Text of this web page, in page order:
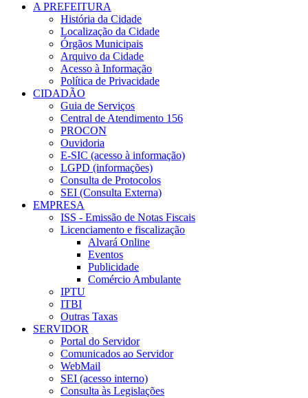
A PREFEITURA
História da Cidade
Localização da Cidade
Órgãos Municipais
Arquivo da Cidade
Acesso à Informação
Política de Privacidade
CIDADÃO
Guia de Serviços
Central de Atendimento 156
PROCON
Ouvidoria
E-SIC (acesso à informação)
LGPD (informações)
Consulta de Protocolos
SEI (Consulta Externa)
EMPRESA
ISS - Emissão de Notas Fiscais
Licenciamento e fiscalização
Alvará Online
Eventos
Publicidade
Comércio Ambulante
IPTU
ITBI
Outras Taxas
SERVIDOR
Portal do Servidor
Comunicados ao Servidor
WebMail
SEI (acesso interno)
Consulta às Legislações